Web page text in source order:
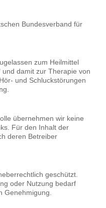
Bundesverband für
zum Heilmittel
und damit zur Therapie von
und Schluckstörungen
übernehmen wir keine
Für den Inhalt der
deren Betreiber
geschützt.
oder Nutzung bedarf
Genehmigung.